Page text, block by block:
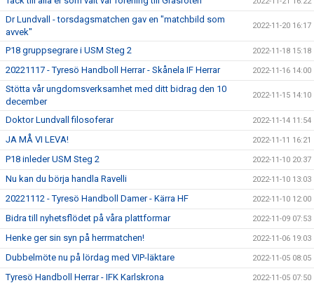
Dr Lundvall - torsdagsmatchen gav en "matchbild som
avvek"
2022-11-20 16:17
P18 gruppsegrare i USM Steg 2 2022-11-18 15:18
20221117 - Tyresö Handboll Herrar - Skånela IF Herrar 2022-11-16 14:00
Stötta vår ungdomsverksamhet med ditt bidrag den 10
december
2022-11-15 14:10
Doktor Lundvall filosoferar 2022-11-14 11:54
JA MÅ VI LEVA! 2022-11-11 16:21
P18 inleder USM Steg 2 2022-11-10 20:37
Nu kan du börja handla Ravelli 2022-11-10 13:03
20221112 - Tyresö Handboll Damer - Kärra HF 2022-11-10 12:00
Bidra till nyhetsflödet på våra plattformar 2022-11-09 07:53
Henke ger sin syn på herrmatchen! 2022-11-06 19:03
Dubbelmöte nu på lördag med VIP-läktare 2022-11-05 08:05
Tyresö Handboll Herrar - IFK Karlskrona 2022-11-05 07:50